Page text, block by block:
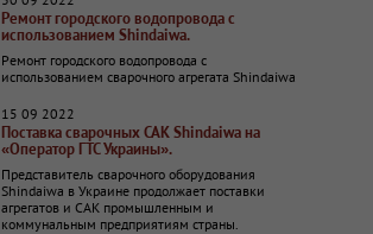
Ремонт городского водопровода с
использованием Shindaiwa.
Ремонт городского водопровода с
использованием сварочного агрегата Shindaiwa
15 09 2022
Поставка сварочных САК Shindaiwa на
«Оператор ГТС Украины».
Представитель сварочного оборудования
Shindaiwa в Украине продолжает поставки
агрегатов и САК промышленным и
коммунальным предприятиям страны.